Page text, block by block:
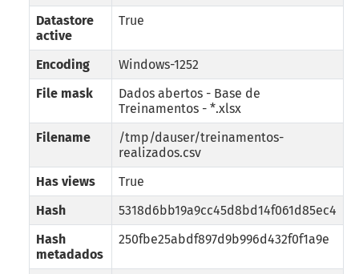
Datastore
active
True
Encoding
Windows-1252
File mask
Dados abertos - Base de
Treinamentos - *.xlsx
Filename
/tmp/dauser/treinamentos-
realizados.csv
Has views
True
Hash
5318d6bb19a9cc45d8bd14f061d85ec4
Hash
metadados
250fbe25abdf897d9b996d432f0f1a9e